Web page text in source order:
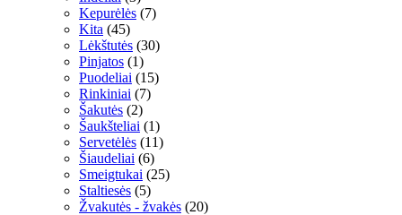
Kepurėlės (7)
Kita (45)
Lėkštutės (30)
Pinjatos (1)
Puodeliai (15)
Rinkiniai (7)
Šakutės (2)
Šaukšteliai (1)
Servetėlės (11)
Šiaudeliai (6)
Smeigtukai (25)
Staltiesės (5)
Žvakutės - žvakės (20)